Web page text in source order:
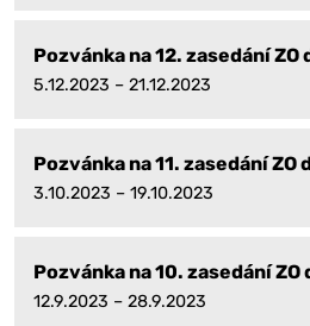
Pozvánka na 12. zasedání ZO
5.12.2023 – 21.12.2023
Pozvánka na 11. zasedání ZO
3.10.2023 – 19.10.2023
Pozvánka na 10. zasedání
12.9.2023 – 28.9.2023